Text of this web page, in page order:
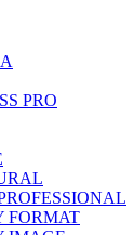
PRO
FORMAT